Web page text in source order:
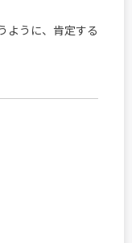
ように、肯定する